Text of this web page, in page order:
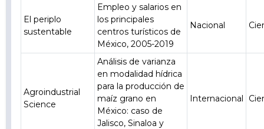
El periplo
sustentable
Empleo y salarios en
los principales
centros turísticos de
México, 2005-2019
Nacional
Agroindustrial
Science
Análisis de varianza
en modalidad hídrica
para la producción de
maíz grano en
México: caso de
Jalisco, Sinaloa y
Internacional